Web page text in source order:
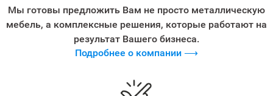
Мы готовы предложить Вам не просто металлическую
мебель, а комплексные решения, которые работают на
результат Вашего бизнеса.
Подробнее о компании ⟶